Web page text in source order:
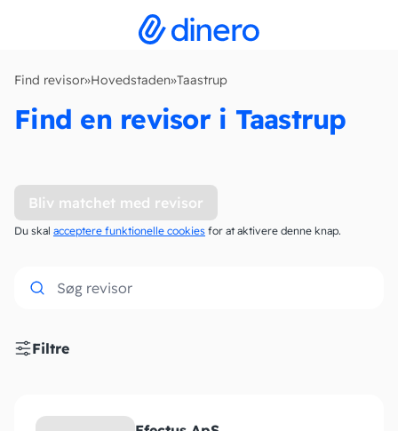
Find revisor»Hovedstaden»Taastrup
Find en revisor i Taastrup
Bliv matchet med revisor
Du skal acceptere funktionelle cookies for at aktivere denne knap.
Filtre